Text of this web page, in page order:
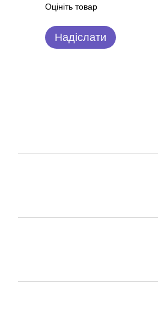
Оцініть товар
Надіслати